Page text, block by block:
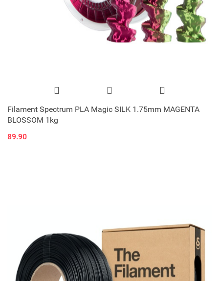
Filament Spectrum PLA Magic SILK 1.75mm MAGENTA
BLOSSOM 1kg
89.90